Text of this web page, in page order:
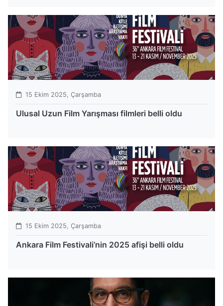
15 Ekim 2025, Çarşamba
Ulusal Uzun Film Yarışması filmleri belli oldu
15 Ekim 2025, Çarşamba
Ankara Film Festivali’nin 2025 afişi belli oldu